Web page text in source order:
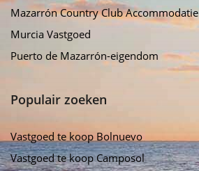
Mazarrón Country Club Accommodatie
Murcia Vastgoed
Puerto de Mazarrón-eigendom
Populair zoeken
Vastgoed te koop Bolnuevo
Vastgoed te koop Camposol